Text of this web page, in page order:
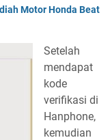
Motor Honda Beat
Setelah
mendapat
kode
verifikasi di
Hanphone,
kemudian